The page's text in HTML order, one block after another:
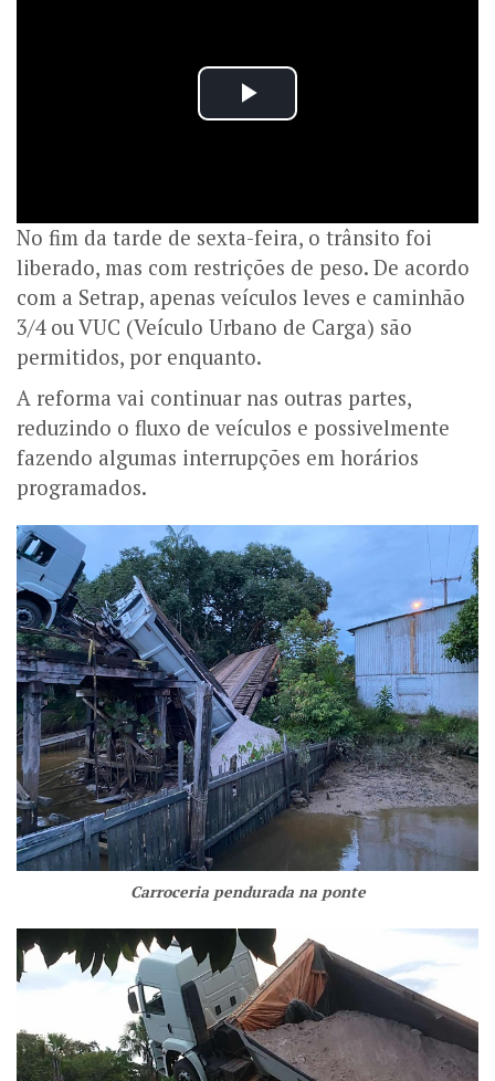
No fim da tarde de sexta-feira, o trânsito foi
liberado, mas com restrições de peso. De acordo
com a Setrap, apenas veículos leves e caminhão
3/4 ou VUC (Veículo Urbano de Carga) são
permitidos, por enquanto.
A reforma vai continuar nas outras partes,
reduzindo o fluxo de veículos e possivelmente
fazendo algumas interrupções em horários
programados.
Carroceria pendurada na ponte